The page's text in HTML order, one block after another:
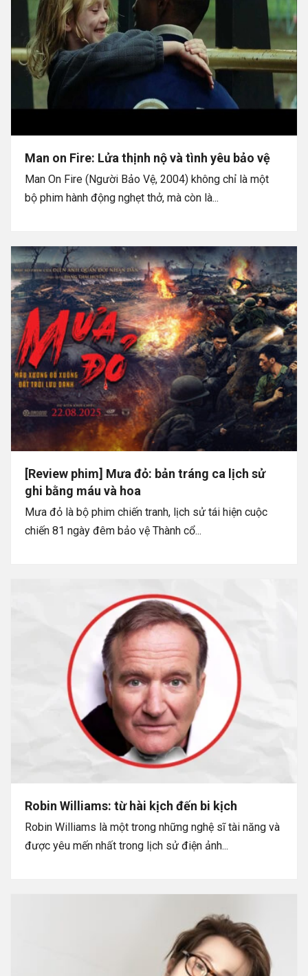
Man on Fire: Lửa thịnh nộ và tình yêu bảo vệ
Man On Fire (Người Bảo Vệ, 2004) không chỉ là một
bộ phim hành động nghẹt thở, mà còn là...
[Review phim] Mưa đỏ: bản tráng ca lịch sử
ghi bằng máu và hoa
Mưa đỏ là bộ phim chiến tranh, lịch sử tái hiện cuộc
chiến 81 ngày đêm bảo vệ Thành cổ...
Robin Williams: từ hài kịch đến bi kịch
Robin Williams là một trong những nghệ sĩ tài năng và
được yêu mến nhất trong lịch sử điện ảnh...